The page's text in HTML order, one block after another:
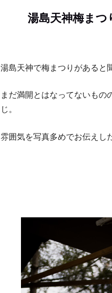
湯島天神梅まつ
湯島天神で梅まつりがあると
まだ満開とはなってないもの
じ。
雰囲気を写真多めでお伝えし